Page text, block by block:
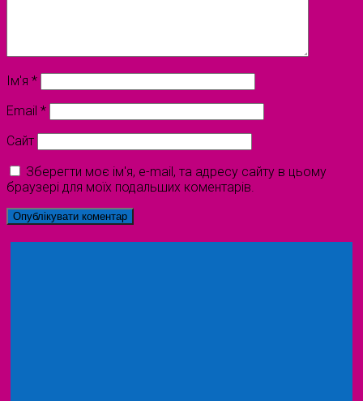
Ім'я *
Email *
Сайт
Зберегти моє ім'я, e-mail, та адресу сайту в цьому
браузері для моїх подальших коментарів.